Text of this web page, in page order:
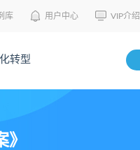
库 用户中心 VIP介绍
转型